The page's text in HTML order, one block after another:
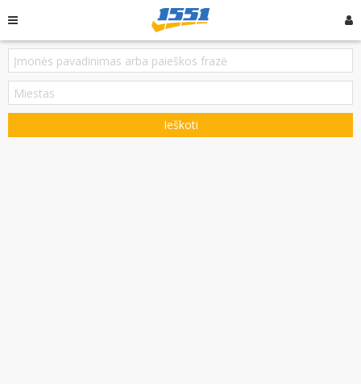
Ieškoti